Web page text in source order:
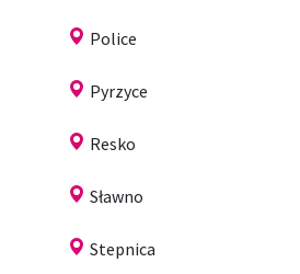
Police
Pyrzyce
Resko
Sławno
Stepnica